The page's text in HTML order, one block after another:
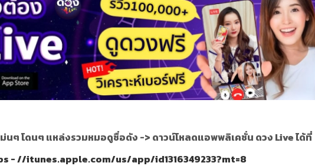
นๆ โดนๆ แหล่งรวมหมอดูชื่อดัง -> ดาวน์โหลดแอพพลิเคชั่น ดวง Live ได้ที่
- //itunes.apple.com/us/app/id1316349233?mt=8